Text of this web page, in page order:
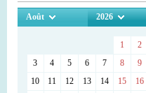
Août 2026
1
2
3
4 5 6 7 8
9
10
11 12 13 14 15
16